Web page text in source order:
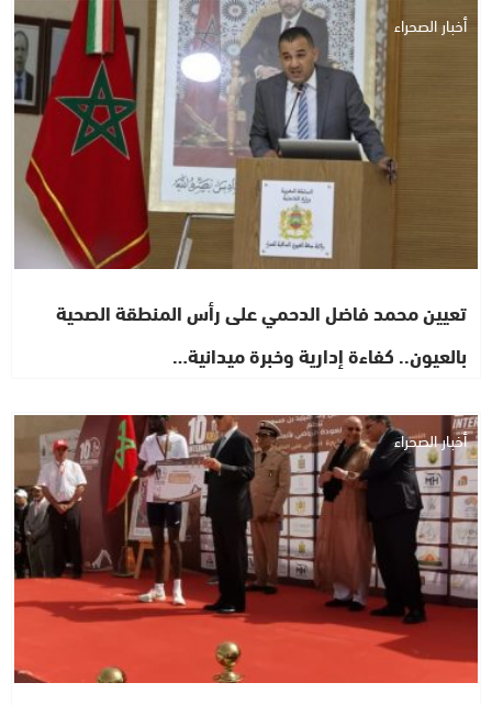
أخبار الصحراء
تعيين محمد فاضل الدحمي على رأس المنطقة الصحية
بالعيون.. كفاءة إدارية وخبرة ميدانية…
أخبار الصحراء